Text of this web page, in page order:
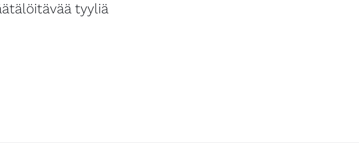
tyyliä